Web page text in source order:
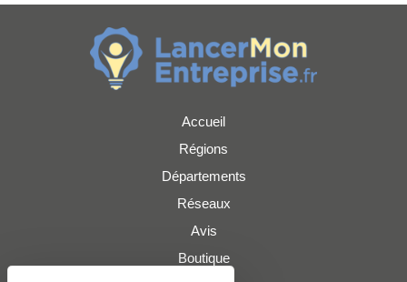
Accueil
Régions
Départements
Réseaux
Avis
Boutique